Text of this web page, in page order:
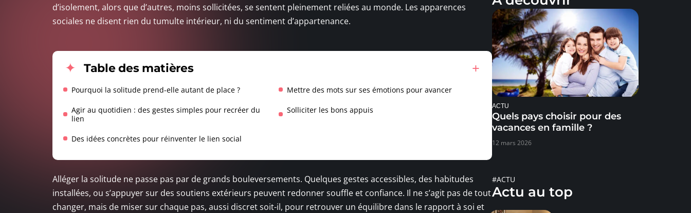
d’isolement, alors que d’autres, moins sollicitées, se sentent pleinement reliées au monde. Les apparences
sociales ne disent rien du tumulte intérieur, ni du sentiment d’appartenance.
Table des matières
Pourquoi la solitude prend-elle autant de place ? Mettre des mots sur ses émotions pour avancer
Agir au quotidien : des gestes simples pour recréer du
lien
Solliciter les bons appuis
Des idées concrètes pour réinventer le lien social
Alléger la solitude ne passe pas par de grands bouleversements. Quelques gestes accessibles, des habitudes
installées, ou s’appuyer sur des soutiens extérieurs peuvent redonner souffle et confiance. Il ne s’agit pas de tout
changer, mais de miser sur chaque pas, aussi discret soit-il, pour retrouver un équilibre dans le rapport à soi et
ACTU
Quels pays choisir pour des
vacances en famille ?
12 mars 2026
#ACTU
Actu au top